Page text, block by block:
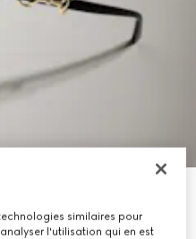
similaires pour
l'utilisation qui en est